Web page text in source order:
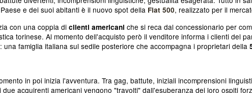
e dei suoi abitanti è il nuovo spot della Fiat 500, realizzato per il
con una coppia di clienti americani che si reca dal concessionario per
torinese. Al momento dell'acquisto però il venditore informa i clienti del
una famiglia italiana sul sedile posteriore che accompagna i proprietari della
in poi inizia l'avventura. Tra gag, battute, iniziali incomprensioni
due acquirenti americani vengono "travolti" dall'esuberanza dei loro ospiti